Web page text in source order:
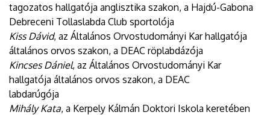
tagozatos hallgatója anglisztika szakon, a Hajdú-Gabona
Debreceni Tollaslabda Club sportolója
Kiss Dávid, az Általános Orvostudományi Kar hallgatója
általános orvos szakon, a DEAC röplabdázója
Kincses Dániel, az Általános Orvostudományi Kar
hallgatója általános orvos szakon, a DEAC
labdarúgója
Mihály Kata, a Kerpely Kálmán Doktori Iskola keretében